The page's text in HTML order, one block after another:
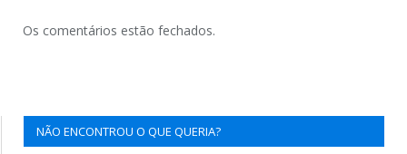
Os comentários estão fechados.
NÃO ENCONTROU O QUE QUERIA?